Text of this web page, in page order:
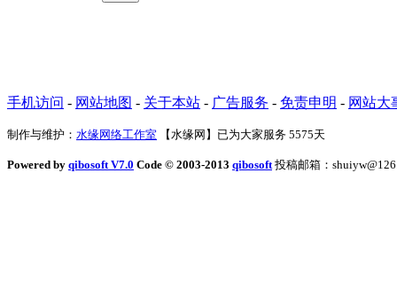
手机访问 - 网站地图 - 关于本站 - 广告服务 - 免责申明 - 网站大
制作与维护： 水缘网络工作室 【水缘网】已为大家服务 5575天
Powered by qibosoft V7.0 Code © 2003-2013 qibosoft 投稿邮箱：